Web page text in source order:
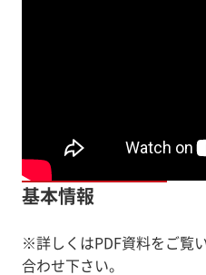
基本情報
※詳しくはPDF資料をご覧